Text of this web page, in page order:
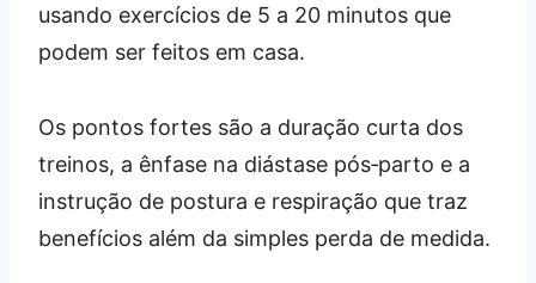
usando exercícios de 5 a 20 minutos que
podem ser feitos em casa.
Os pontos fortes são a duração curta dos
treinos, a ênfase na diástase pós‑parto e a
instrução de postura e respiração que traz
benefícios além da simples perda de medida.